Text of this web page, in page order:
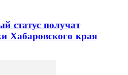
статус получат
Хабаровского края